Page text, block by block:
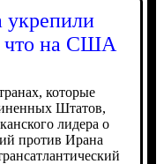
что на США
которые
Штатов,
лидера о
против Ирана